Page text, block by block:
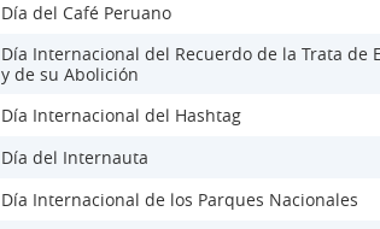
Día del Café Peruano
Día Internacional del Recuerdo de la Trata de
y de su Abolición
Día Internacional del Hashtag
Día del Internauta
Día Internacional de los Parques Nacionales